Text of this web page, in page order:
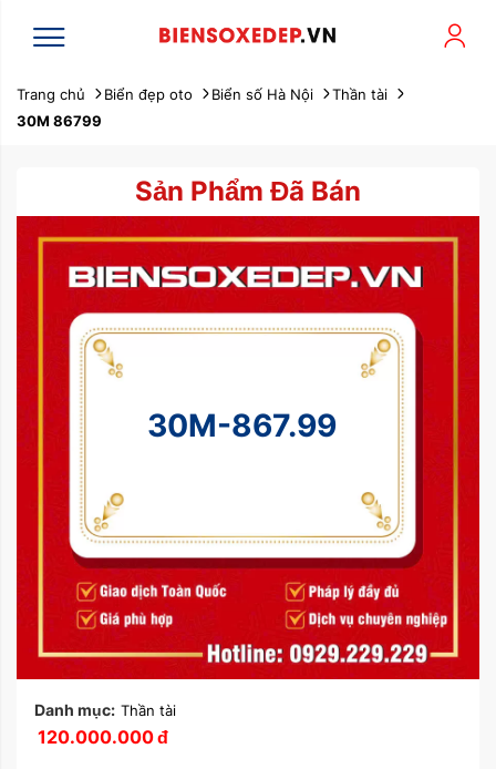
Trang chủ Biển đẹp oto Biển số Hà Nội
Thần tài
30M 86799
Sản Phẩm Đã Bán
30M-867.99
Danh mục: Thần tài
120.000.000đ